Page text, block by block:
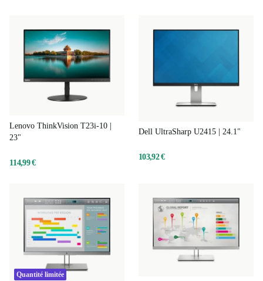
Lenovo ThinkVision T23i-10 |
23"
114,99 €
Dell UltraSharp U2415 | 24.1"
103,92 €
Quantité limitée